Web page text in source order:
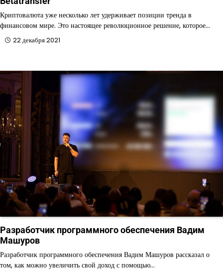
Криптовалюта уже несколько лет удерживает позиции тренда в
финансовом мире. Это настоящее революционное решение, которое…
22 декабря 2021
Разработчик программного обеспечения Вадим
Машуров
Разработчик программного обеспечения Вадим Машуров рассказал о
том, как можно увеличить свой доход с помощью…